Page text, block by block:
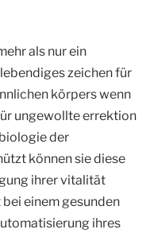
als nur ein
zeichen für
körpers wenn
ungewollte errektion
der
können sie diese
ihrer vitalität
einem gesunden
ihres